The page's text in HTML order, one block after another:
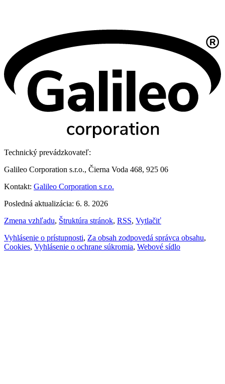
Technický prevádzkovateľ:
Galileo Corporation s.r.o., Čierna Voda 468, 925 06
Kontakt: Galileo Corporation s.r.o.
Posledná aktualizácia: 6. 8. 2026
Zmena vzhľadu, Štruktúra stránok, RSS, Vytlačiť
Vyhlásenie o prístupnosti, Za obsah zodpovedá správca obsahu,
Cookies, Vyhlásenie o ochrane súkromia, Webové sídlo